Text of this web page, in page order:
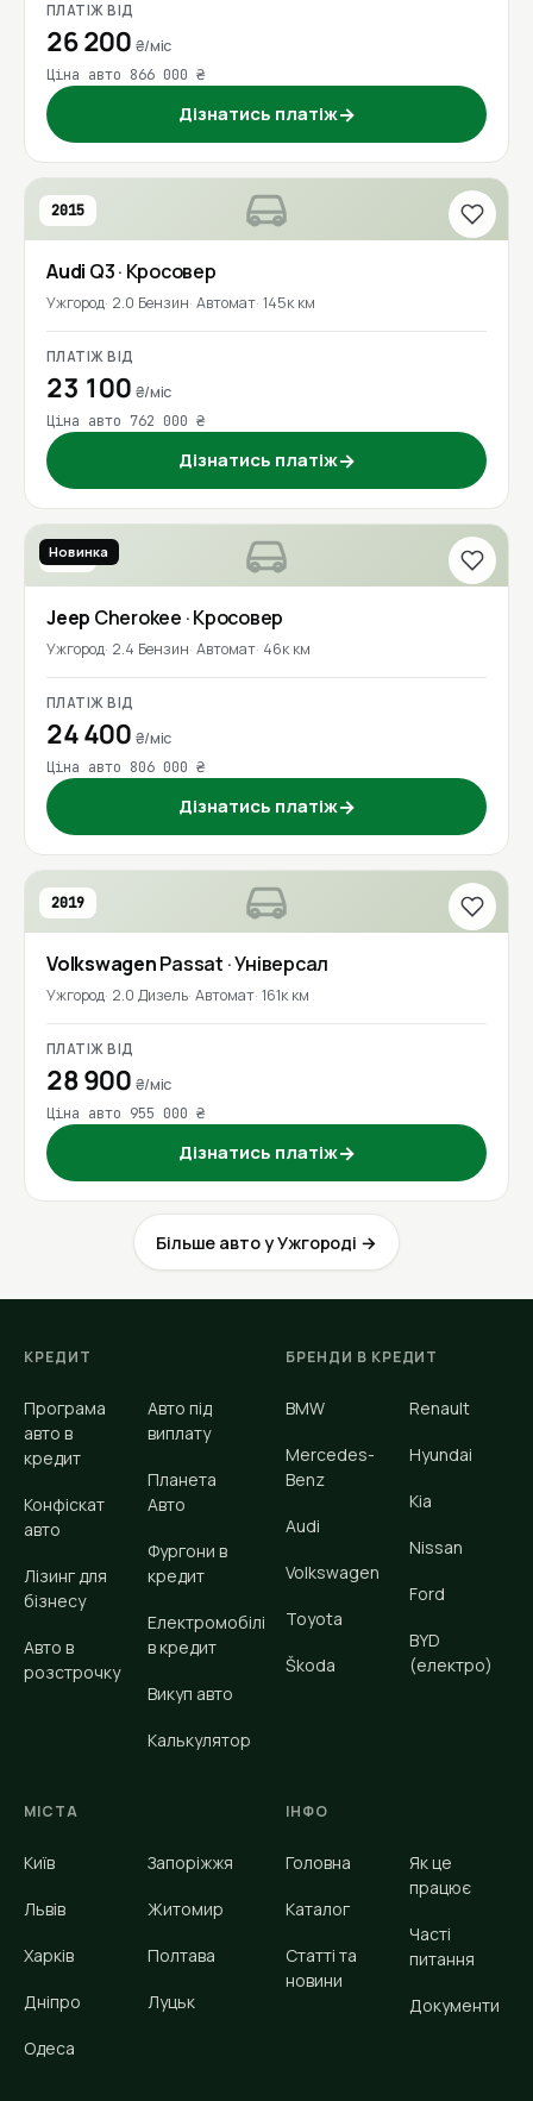
ПЛАТІЖ ВІД
26 200 ₴/міс
Ціна авто 866 000 ₴
Дізнатись платіж→
2015
Audi Q3· Кросовер
Ужгород 2.0 Бензин Автомат 145к км
ПЛАТІЖ ВІД
23 100 ₴/міс
Ціна авто 762 000 ₴
Дізнатись платіж→
2020
Новинка
Jeep Cherokee · Кросовер
Ужгород 2.4 Бензин Автомат 46к км
ПЛАТІЖ ВІД
24 400 ₴/міс
Ціна авто 806 000 ₴
Дізнатись платіж→
2019
VolkswagenPassat · Універсал
Ужгород 2.0 Дизель Автомат 161к км
ПЛАТІЖ ВІД
28 900 ₴/міс
Ціна авто 955 000 ₴
Дізнатись платіж→
Більше авто у Ужгороді →
КРЕДИТ
Програма
авто в
кредит
Конфіскат
авто
Лізинг для
бізнесу
Авто в
розстрочку
Авто під
виплату
Планета
Авто
Фургони в
кредит
Електромобілі
в кредит
Викуп авто
Калькулятор
БРЕНДИ В КРЕДИТ
BMW
Mercedes-
Benz
Audi
Volkswagen
Toyota
Škoda
Renault
Hyundai
Kia
Nissan
Ford
BYD
(електро)
МІСТА
Київ
Львів
Харків
Дніпро
Одеса
Запоріжжя
Житомир
Полтава
Луцьк
ІНФО
Головна
Каталог
Статті та
новини
Як це
працює
Часті
питання
Документи